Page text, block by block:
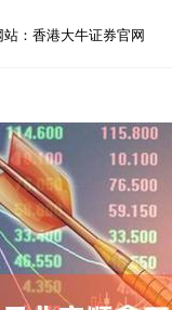
站：香港大牛证券官网